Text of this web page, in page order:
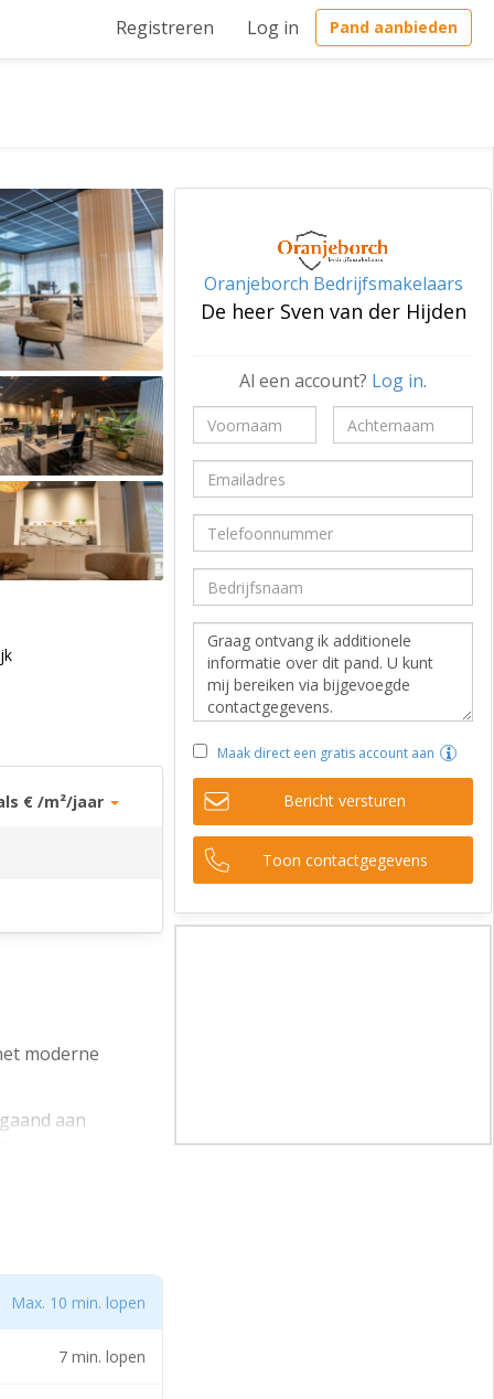
Registreren Log in Pand aanbieden
€ /m²/jaar
moderne
aan
Aan
(Baronieweg) te
is verdeeld
Max. 10 min. lopen
7 min. lopen
Oranjeborch Bedrijfsmakelaars
De heer Sven van der Hijden
Al een account? Log in.
Maak direct een gratis account aan
Bericht versturen
Toon contactgegevens